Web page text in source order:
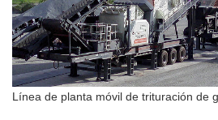
Línea de planta móvil de trituración de